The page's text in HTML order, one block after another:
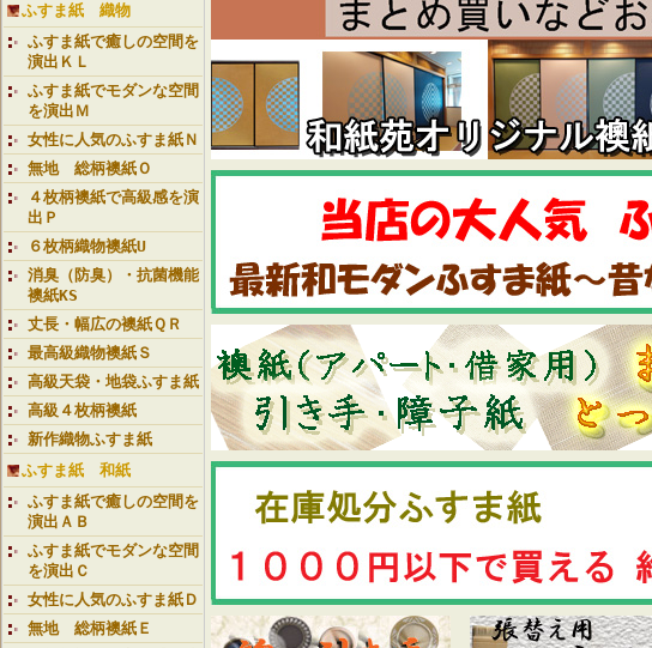
ふすま紙 織物
ふすま紙で癒しの空間を
演出ＫＬ
ふすま紙でモダンな空間
を演出Ｍ
女性に人気のふすま紙Ｎ
無地 総柄襖紙Ｏ
４枚柄襖紙で高級感を演
出Ｐ
６枚柄織物襖紙U
消臭（防臭）・抗菌機能
襖紙KS
丈長・幅広の襖紙ＱＲ
最高級織物襖紙Ｓ
高級天袋・地袋ふすま紙
高級４枚柄襖紙
新作織物ふすま紙
ふすま紙 和紙
ふすま紙で癒しの空間を
演出ＡＢ
ふすま紙でモダンな空間
を演出Ｃ
女性に人気のふすま紙Ｄ
無地 総柄襖紙Ｅ